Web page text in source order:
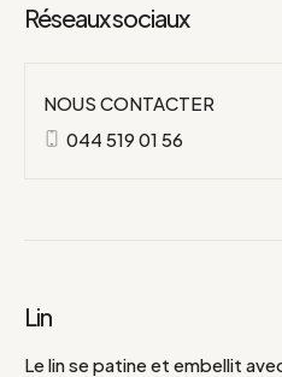
Réseaux sociaux
NOUS CONTACTER
044 519 01 56
Lin
Le lin se patine et embellit